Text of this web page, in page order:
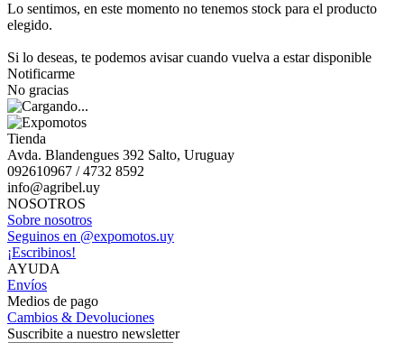
Lo sentimos, en este momento no tenemos stock para el producto
elegido.
Si lo deseas, te podemos avisar cuando vuelva a estar disponible
Notificarme
No gracias
Tienda
Avda. Blandengues 392 Salto, Uruguay
092610967 / 4732 8592
info@agribel.uy
NOSOTROS
Sobre nosotros
Seguinos en @expomotos.uy
¡Escribinos!
AYUDA
Envíos
Medios de pago
Cambios & Devoluciones
Suscribite a nuestro newsletter